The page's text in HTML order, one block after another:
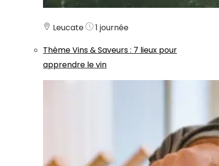
Leucate
1 journée
ThèmeVins & Saveurs: 7 lieux pour
apprendre le vin